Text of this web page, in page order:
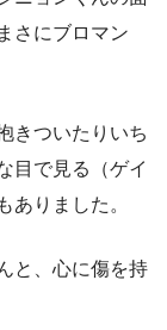
さにブロマン
きついたりいち
目で見る（ゲイ
ありました。
と、心に傷を持